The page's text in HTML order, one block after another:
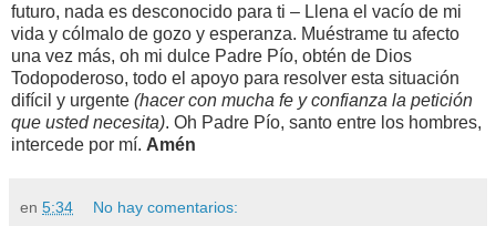
futuro, nada es desconocido para ti – Llena el vacío de mi
vida y cólmalo de gozo y esperanza. Muéstrame tu afecto
una vez más, oh mi dulce Padre Pío, obtén de Dios
Todopoderoso, todo el apoyo para resolver esta situación
difícil y urgente (hacer con mucha fe y confianza la petición
que usted necesita). Oh Padre Pío, santo entre los hombres,
intercede por mí. Amén
en 5:34 No hay comentarios: